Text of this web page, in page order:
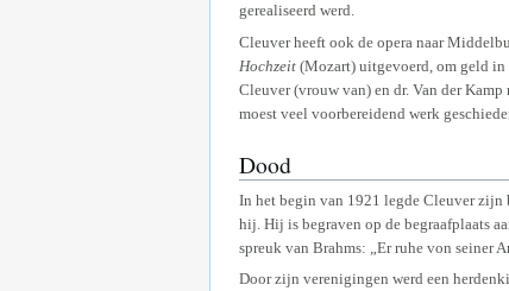
gerealiseerd werd.
Cleuver heeft ook de opera naar
Hochzeit (Mozart) uitgevoerd, om geld in
Cleuver (vrouw van) en dr. Van der
moest veel voorbereidend werk
Dood
In het begin van 1921 legde Cleuver zijn
hij. Hij is begraven op de begraafplaats
spreuk van Brahms: „Er ruhe von seiner
Door zijn verenigingen werd een